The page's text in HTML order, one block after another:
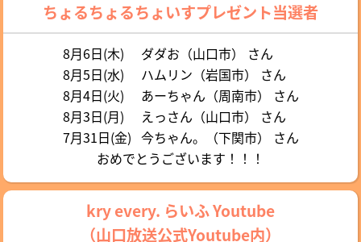
ちょるちょるちょいすプレゼント当選者
8月6日(木)
ダダお（山口市） さん
8月5日(水)
ハムリン（岩国市） さん
8月4日(火)
あーちゃん（周南市） さん
8月3日(月)
えっさん（山口市） さん
7月31日(金) 今ちゃん。（下関市） さん
おめでとうございます！！！
kry every. らいふ Youtube
（山口放送公式Youtube内）